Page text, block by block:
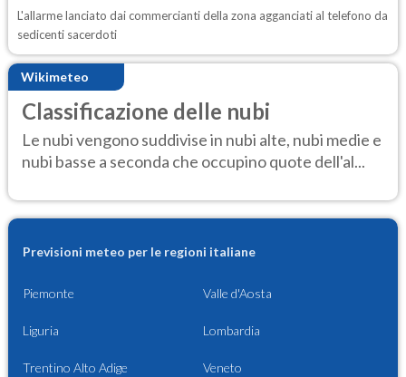
L'allarme lanciato dai commercianti della zona agganciati al telefono da
sedicenti sacerdoti
Wikimeteo
Classificazione delle nubi
Le nubi vengono suddivise in nubi alte, nubi medie e
nubi basse a seconda che occupino quote dell'al...
Previsioni meteo per le regioni italiane
Piemonte Valle d'Aosta
Liguria Lombardia
Trentino Alto Adige Veneto